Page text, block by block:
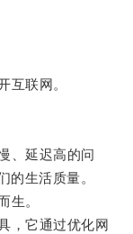
联网。
、延迟高的问
的生活质量。
。
它通过优化网